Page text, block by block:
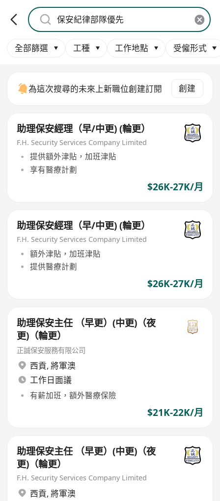
全部篩選 工種 工作地點 受僱形式
為這次搜尋的未來上新職位創建訂閱 創建
助理保安經理（早/中更) (輪更）
F.H. Security Services Company Limited
提供額外津貼，加班津貼
享有醫療計劃
$26K-27K/月
助理保安經理（早/中更) (輪更）
F.H. Security Services Company Limited
額外津貼，加班津貼
提供醫療計劃
$26K-27K/月
助理保安主任 （早更）(中更)（夜
更)（輪更）
正誠保安服務有限公司
西貢, 將軍澳
工作日面議
有薪加班，額外醫療保險
$21K-22K/月
助理保安主任 （早更）(中更)（夜
更)（輪更）
F.H. Security Services Company Limited
西貢, 將軍澳